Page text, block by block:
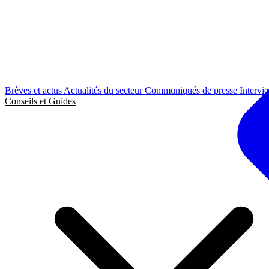
Brèves et actus Actualités du secteurCommuniqués de presse
Conseils et Guides